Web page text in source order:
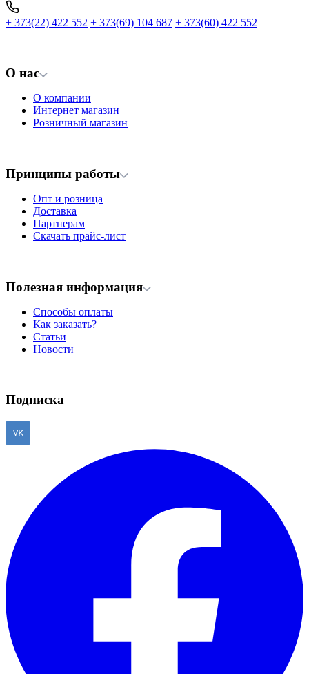
+ 373(22) 422 552 + 373(69) 104 687 + 373(60) 422 552
О нас
О компании
Интернет магазин
Розничный магазин
Принципы работы
Опт и розница
Доставка
Партнерам
Скачать прайс-лист
Полезная информация
Способы оплаты
Как заказать?
Статьи
Новости
Подписка